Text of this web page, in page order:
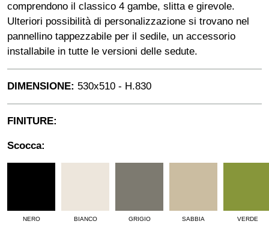
comprendono il classico 4 gambe, slitta e girevole.
Ulteriori possibilità di personalizzazione si trovano nel
pannellino tappezzabile per il sedile, un accessorio
installabile in tutte le versioni delle sedute.
DIMENSIONE: 530x510 - H.830
FINITURE:
Scocca:
NERO BIANCO GRIGIO SABBIA VERDE